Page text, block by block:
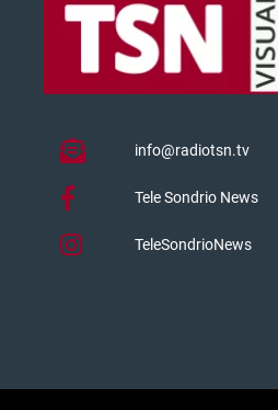
info@radiotsn.tv
Tele Sondrio News
TeleSondrioNews